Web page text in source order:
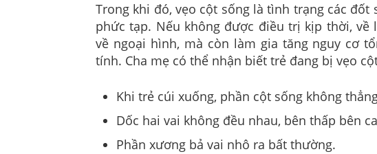
Trong khi đó, vẹo cột sống là tình trạng các
phức tạp. Nếu không được điều trị kịp thời,
về ngoại hình, mà còn làm gia tăng nguy cơ
tính. Cha mẹ có thể nhận biết trẻ đang bị vẹo
Khi trẻ cúi xuống, phần cột sống không
Dốc hai vai không đều nhau, bên thấp bên
Phần xương bả vai nhô ra bất thường.